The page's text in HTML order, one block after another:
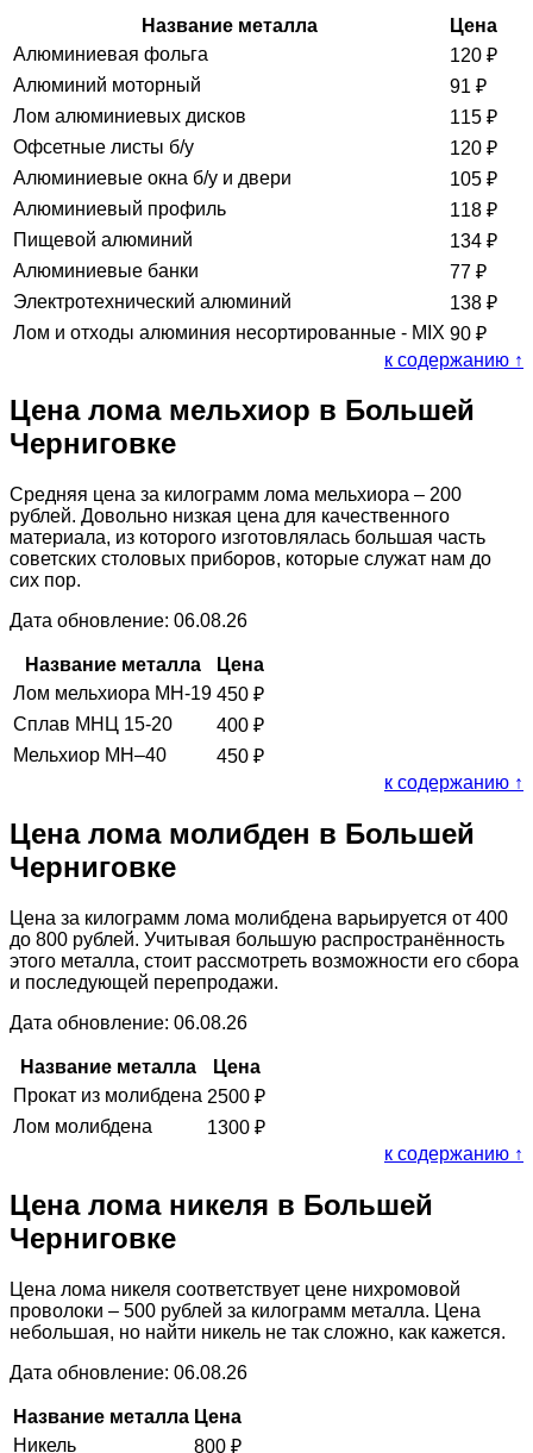
Название металла
Цена
Алюминиевая фольга
120 ₽
Алюминий моторный
91 ₽
Лом алюминиевых дисков
115 ₽
Офсетные листы б/у
120 ₽
Алюминиевые окна б/у и двери
105 ₽
Алюминиевый профиль
118 ₽
Пищевой алюминий
134 ₽
Алюминиевые банки
77 ₽
Электротехнический алюминий
138 ₽
Лом и отходы алюминия несортированные - MIX 90 ₽
к содержанию ↑
Цена лома мельхиор в Большей
Черниговке
Средняя цена за килограмм лома мельхиора – 200
рублей. Довольно низкая цена для качественного
материала, из которого изготовлялась большая часть
советских столовых приборов, которые служат нам до
сих пор.
Дата обновление: 06.08.26
Название металла
Цена
Лом мельхиора МН-19 450 ₽
Сплав МНЦ 15-20
400 ₽
Мельхиор МН–40
450 ₽
к содержанию ↑
Цена лома молибден в Большей
Черниговке
Цена за килограмм лома молибдена варьируется от 400
до 800 рублей. Учитывая большую распространённость
этого металла, стоит рассмотреть возможности его сбора
и последующей перепродажи.
Дата обновление: 06.08.26
Название металла
Цена
Прокат из молибдена 2500 ₽
Лом молибдена
1300 ₽
к содержанию ↑
Цена лома никеля в Большей
Черниговке
Цена лома никеля соответствует цене нихромовой
проволоки – 500 рублей за килограмм металла. Цена
небольшая, но найти никель не так сложно, как кажется.
Дата обновление: 06.08.26
Название металла Цена
Никель
800 ₽